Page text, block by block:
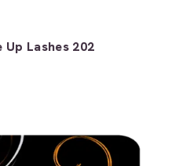
Lashes 202